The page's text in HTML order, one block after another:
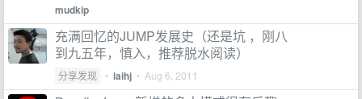
mudkip
充满回忆的JUMP发展史（还是坑 ，刚八
到九五年，慎入，推荐脱水阅读）
分享发现 • laihj • Aug 6, 2011